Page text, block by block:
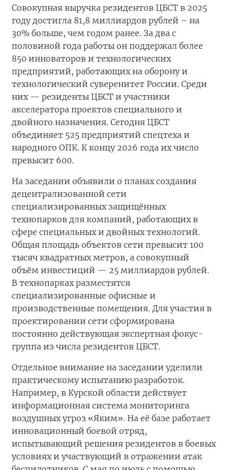
Совокупная выручка резидентов ЦБСТ в 2025
году достигла 81,8 миллиардов рублей – на
30% больше, чем годом ранее. За два с
половиной года работы он поддержал более
850 инноваторов и технологических
предприятий, работающих на оборону и
технологический суверенитет России. Среди
них — резиденты ЦБСТ и участники
акселератора проектов специального и
двойного назначения. Сегодня ЦБСТ
объединяет 525 предприятий спецтеха и
народного ОПК. К концу 2026 года их число
превысит 600.
На заседании объявили о планах создания
децентрализованной сети
специализированных защищённых
технопарков для компаний, работающих в
сфере специальных и двойных технологий.
Общая площадь объектов сети превысит 100
тысяч квадратных метров, а совокупный
объём инвестиций — 25 миллиардов рублей.
В технопарках разместятся
специализированные офисные и
производственные помещения. Для участия в
проектировании сети сформирована
постоянно действующая экспертная фокус-
группа из числа резидентов ЦБСТ.
Отдельное внимание на заседании уделили
практическому испытанию разработок.
Например, в Курской области действует
информационная система мониторинга
воздушных угроз «Яким». На её базе работает
инновационный боевой отряд,
испытывающий решения резидентов в боевых
условиях и участвующий в отражении атак